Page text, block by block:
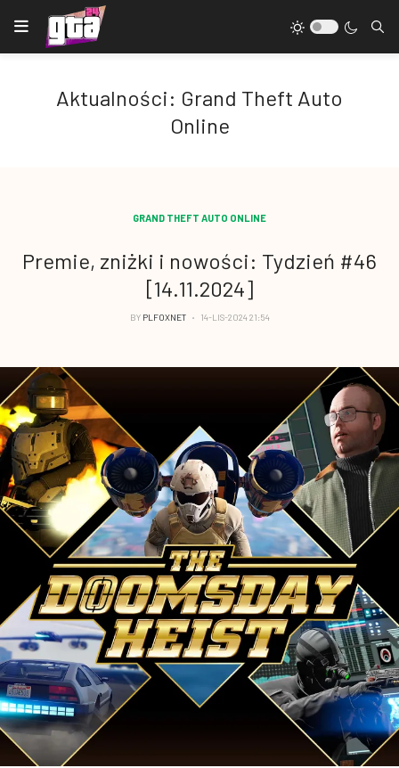
Aktualności: Grand Theft Auto
Online
GRAND THEFT AUTO ONLINE
Premie, zniżki i nowości: Tydzień #46
[14.11.2024]
BY PLFOXNET 14-LIS-2024 21:54